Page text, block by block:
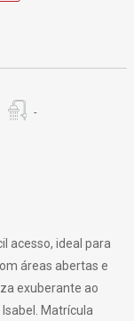
-
acesso, ideal para
áreas abertas e
exuberante ao
Matrícula